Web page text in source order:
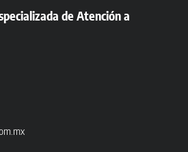
de Atención a